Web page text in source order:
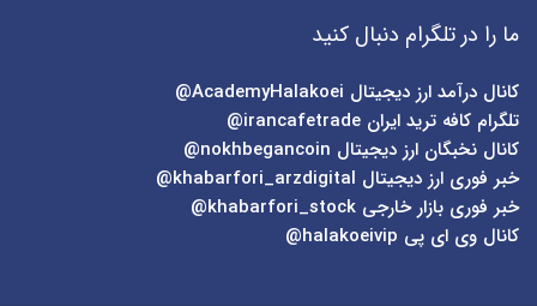
ما را در تلگرام دنبال کنید
کانال درآمد ارز دیجیتال AcademyHalakoei@
تلگرام کافه ترید ایران irancafetrade@
کانال نخبگان ارز دیجیتال nokhbegancoin@
خبر فوری ارز دیجیتال khabarfori_arzdigital@
خبر فوری بازار خارجی khabarfori_stock@
کانال وی ای پی halakoeivip@